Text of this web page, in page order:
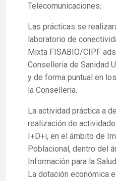
Telecomunicaciones.
Las prácticas se
laboratorio de
Mixta FISABIO/CIPF
Conselleria de Sanidad
y de forma puntual en
la Conselleria.
La actividad práctica a
realización de
I+D+i, en el ámbito de
Poblacional, dentro del
Información para la
La dotación económica